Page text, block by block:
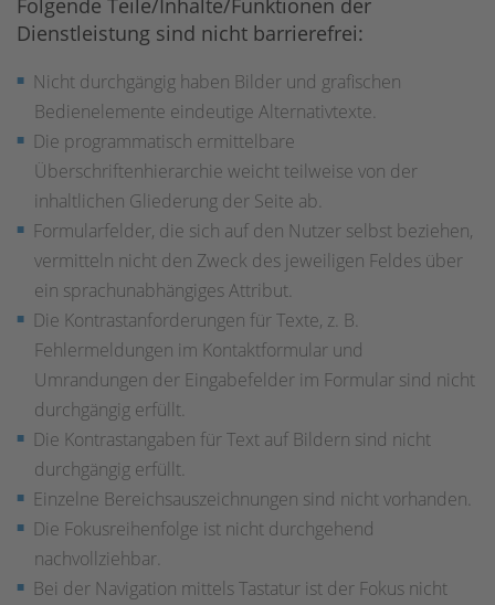
Folgende Teile/Inhalte/Funktionen der
Dienstleistung sind nicht barrierefrei:
Nicht durchgängig haben Bilder und grafischen
Bedienelemente eindeutige Alternativtexte.
Die programmatisch ermittelbare
Überschriftenhierarchie weicht teilweise von der
inhaltlichen Gliederung der Seite ab.
Formularfelder, die sich auf den Nutzer selbst beziehen,
vermitteln nicht den Zweck des jeweiligen Feldes über
ein sprachunabhängiges Attribut.
Die Kontrastanforderungen für Texte, z. B.
Fehlermeldungen im Kontaktformular und
Umrandungen der Eingabefelder im Formular sind nicht
durchgängig erfüllt.
Die Kontrastangaben für Text auf Bildern sind nicht
durchgängig erfüllt.
Einzelne Bereichsauszeichnungen sind nicht vorhanden.
Die Fokusreihenfolge ist nicht durchgehend
nachvollziehbar.
Bei der Navigation mittels Tastatur ist der Fokus nicht